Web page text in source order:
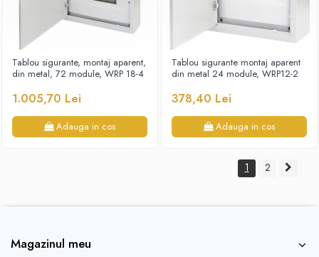
Tablou sigurante, montaj aparent,
din metal, 72 module, WRP 18-4
1.005,70 Lei
Adauga in cos
Tablou sigurante montaj aparent
din metal 24 module, WRP12-2
378,40 Lei
Adauga in cos
1 2
Magazinul meu